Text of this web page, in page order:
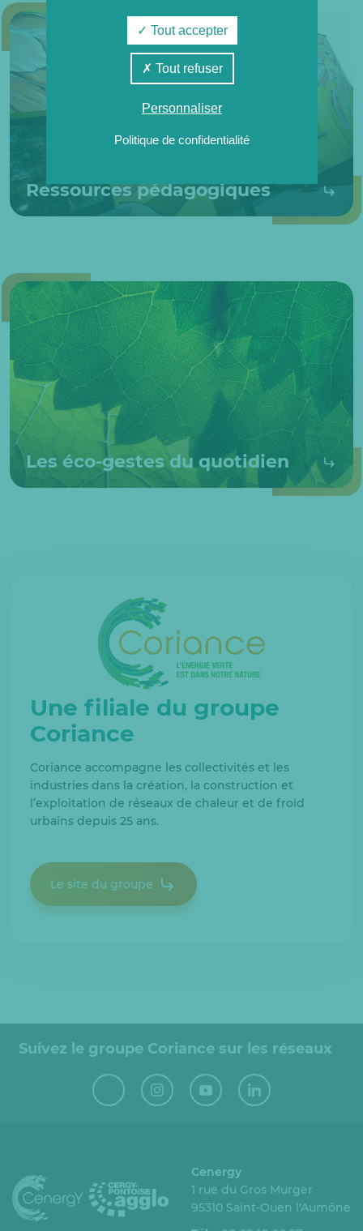
Ressources pédagogiques
Les éco-gestes du quotidien
Une filiale du groupe
Coriance
Coriance accompagne les collectivités et les
industries dans la création, la construction et
l’exploitation de réseaux de chaleur et de froid
urbains depuis 25 ans.
Le site du groupe
Suivez le groupe Coriance sur les réseaux
Cenergy
1 rue du Gros Murger
95310 Saint-Ouen l'Aumône
Tout accepter
Tout refuser
Personnaliser
Politique de confidentialité